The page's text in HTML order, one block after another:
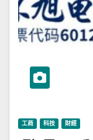
工商 科技 財經